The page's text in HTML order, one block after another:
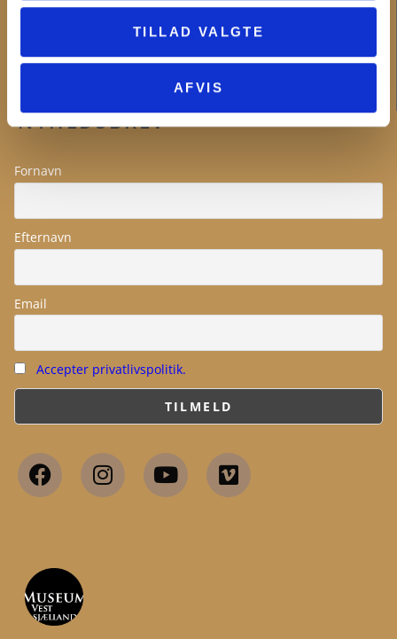
TILLAD VALGTE
AFVIS
Forskning
Bygherrer og arkæologi
NYHEDSBREV
Fornavn
Efternavn
Email
Accepter privatlivspolitik.